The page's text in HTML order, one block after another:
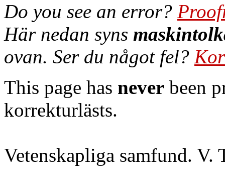
Do you see an error?
Här nedan syns
ovan. Ser du något fel?
This page has never been
korrekturlästs.
Vetenskapliga samfund.